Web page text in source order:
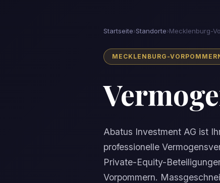
Startseite›Standorte›Mecklenburg-
MECKLENBURG-
Abatus Investment AG ist
professionelle
Private-Equity-
Vorpommern.